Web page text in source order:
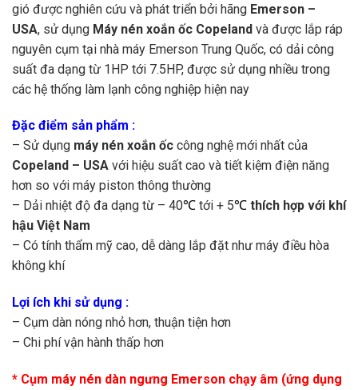
gió được nghiên cứu và phát triển bởi hãng Emerson –
USA, sử dụng Máy nén xoắn ốc Copeland và được lắp ráp
nguyên cụm tại nhà máy Emerson Trung Quốc, có dải công
suất đa dạng từ 1HP tới 7.5HP, được sử dụng nhiều trong
các hệ thống làm lạnh công nghiệp hiện nay
Đặc điểm sản phẩm :
– Sử dụng máy nén xoắn ốc công nghệ mới nhất của
Copeland – USA với hiệu suất cao và tiết kiệm điện năng
hơn so với máy piston thông thường
– Dải nhiệt độ đa dạng từ – 40℃ tới + 5℃ thích hợp với khí
hậu Việt Nam
– Có tính thẩm mỹ cao, dễ dàng lắp đặt như máy điều hòa
không khí
Lợi ích khi sử dụng :
– Cụm dàn nóng nhỏ hơn, thuận tiện hơn
– Chi phí vận hành thấp hơn
* Cụm máy nén dàn ngưng Emerson chạy âm (ứng dụng